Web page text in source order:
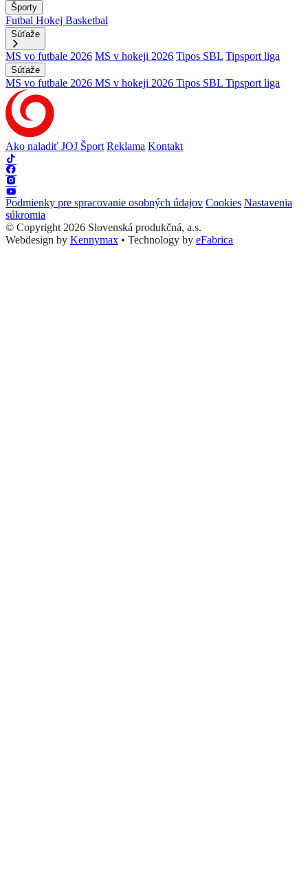
Športy
Futbal Hokej Basketbal
Súťaže
MS vo futbale 2026 MS v hokeji 2026 Tipos SBL Tipsport liga
Súťaže
MS vo futbale 2026 MS v hokeji 2026 Tipos SBL Tipsport liga
Ako naladiť JOJ Šport Reklama Kontakt
Podmienky pre spracovanie osobných údajov Cookies Nastavenia
súkromia
© Copyright 2026 Slovenská produkčná, a.s.
Webdesign by Kennymax • Technology by eFabrica